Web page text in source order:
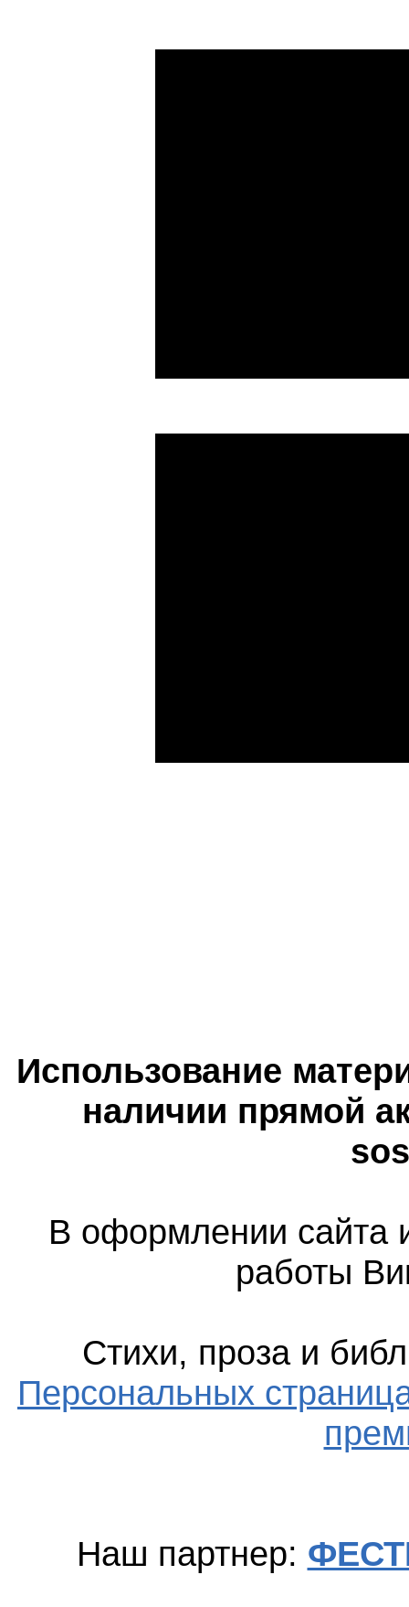
Использование
наличии прямой
В оформлении сайта
работы
Стихи, проза и
Персональных
Наш партнер: